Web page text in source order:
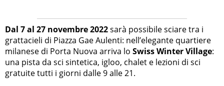
Dal 7 al 27 novembre 2022sarà possibile sciare tra i
grattacieli di Piazza Gae Aulenti: nell’elegante quartiere
milanese di Porta Nuova arriva lo Swiss Winter Village:
una pista da sci sintetica, igloo, chalet e lezioni di sci
gratuite tutti i giorni dalle 9 alle 21.